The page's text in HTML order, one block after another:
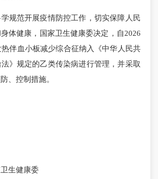
范开展疫情防控工作，切实保障人民
体健康，国家卫生健康委决定，自2026
伴血小板减少综合征纳入《中华人民共
》规定的乙类传染病进行管理，并采取
、控制措施。
生健康委